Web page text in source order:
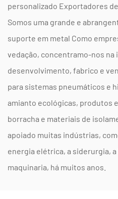
personalizado Exportadores
Somos uma grande e
suporte em metal Como
vedação, concentramo-nos na
desenvolvimento, fabrico e
para sistemas pneumáticos e
amianto ecológicas, produtos
borracha e materiais de
apoiado muitas indústrias,
energia elétrica, a siderurgia,
maquinaria, há muitos anos.